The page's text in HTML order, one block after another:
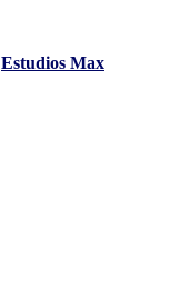
Estudios Max